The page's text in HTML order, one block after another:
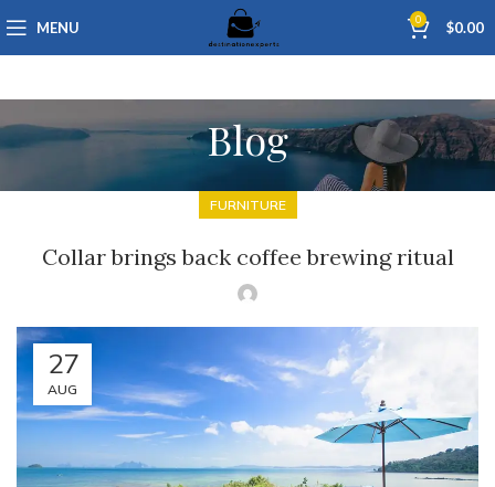
MENU 0 $0.00
Blog
FURNITURE
Collar brings back coffee brewing ritual
27
AUG